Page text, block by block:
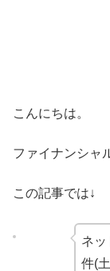
こんにちは。
ファイナンシャ
この記事では↓
ネッ
件(